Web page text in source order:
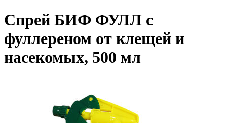
Спрей БИФ ФУЛЛ с
фуллереном от клещей и
насекомых, 500 мл